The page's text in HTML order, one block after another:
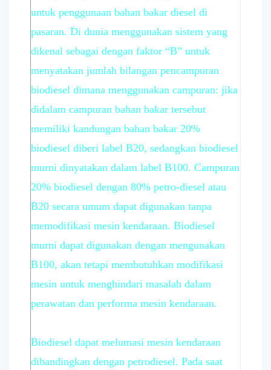
untuk penggunaan bahan bakar diesel di
pasaran. Di dunia menggunakan sistem yang
dikenal sebagai dengan faktor “B” untuk
menyatakan jumlah bilangan pencampuran
biodiesel dimana menggunakan campuran: jika
didalam campuran bahan bakar tersebut
memiliki kandungan bahan bakar 20%
biodiesel diberi label B20, sedangkan biodiesel
murni dinyatakan dalam label B100. Campuran
20% biodiesel dengan 80% petro-diesel atau
B20 secara umum dapat digunakan tanpa
memodifikasi mesin kendaraan. Biodiesel
murni dapat digunakan dengan mengunakan
B100, akan tetapi membutuhkan modifikasi
mesin untuk menghindari masalah dalam
perawatan dan performa mesin kendaraan.
Biodiesel dapat melumasi mesin kendaraan
dibandingkan dengan petrodiesel. Pada saat